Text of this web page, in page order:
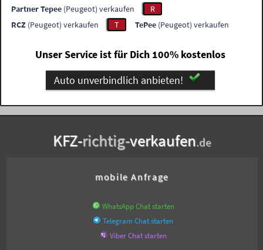
Partner Tepee (Peugeot) verkaufen
R
RCZ (Peugeot) verkaufen T TePee (Peugeot) verkaufen
Unser Service ist für Dich 100% kostenlos
Auto unverbindlich anbieten!
KFZ-richtig-verkaufen.de
mobile Anfrage
WhatsApp Chat starten
Telegram Chat starten
Viber Chat starten